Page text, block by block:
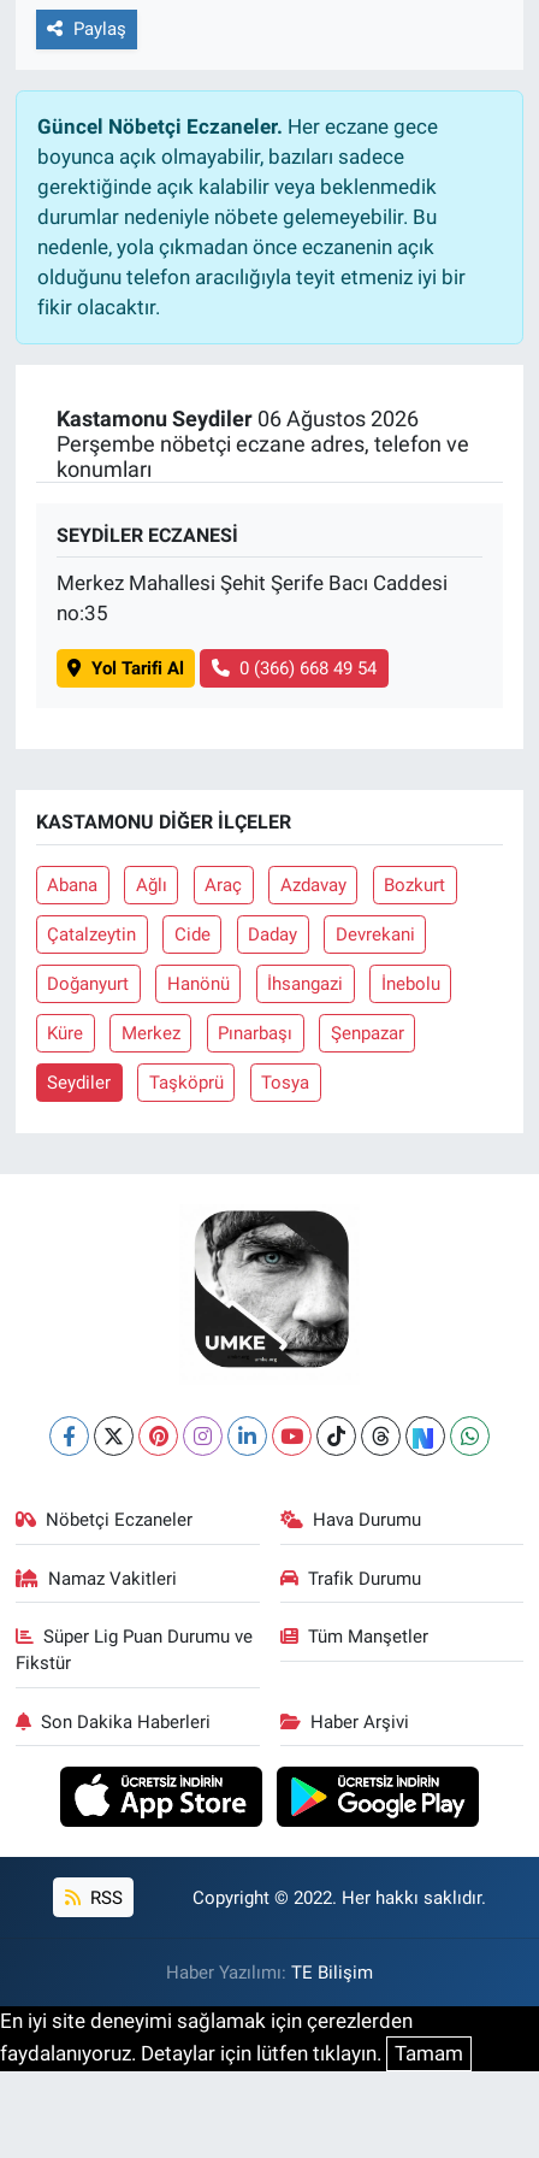
Paylaş
Güncel Nöbetçi Eczaneler. Her eczane gece
boyunca açık olmayabilir, bazıları sadece
gerektiğinde açık kalabilir veya beklenmedik
durumlar nedeniyle nöbete gelemeyebilir. Bu
nedenle, yola çıkmadan önce eczanenin açık
olduğunu telefon aracılığıyla teyit etmeniz iyi bir
fikir olacaktır.
Kastamonu Seydiler06 Ağustos 2026
Perşembe nöbetçi eczane adres, telefon ve
konumları
SEYDİLER ECZANESİ
Merkez Mahallesi Şehit Şerife Bacı Caddesi
no:35
Yol Tarifi Al 0 (366) 668 49 54
KASTAMONU DIĞER İLÇELER
Abana Ağlı Araç Azdavay Bozkurt
Çatalzeytin Cide Daday Devrekani
Doğanyurt Hanönü İhsangazi İnebolu
Küre Merkez Pınarbaşı Şenpazar
Seydiler Taşköprü Tosya
Nöbetçi Eczaneler Hava Durumu
Namaz Vakitleri Trafik Durumu
Süper Lig Puan Durumu ve
Fikstür
Tüm Manşetler
Son Dakika Haberleri Haber Arşivi
RSS Copyright © 2022. Her hakkı saklıdır.
Haber Yazılımı: TE Bilişim
En iyi site deneyimi sağlamak için çerezlerden
faydalanıyoruz. Detaylar için lütfen tıklayın. Tamam